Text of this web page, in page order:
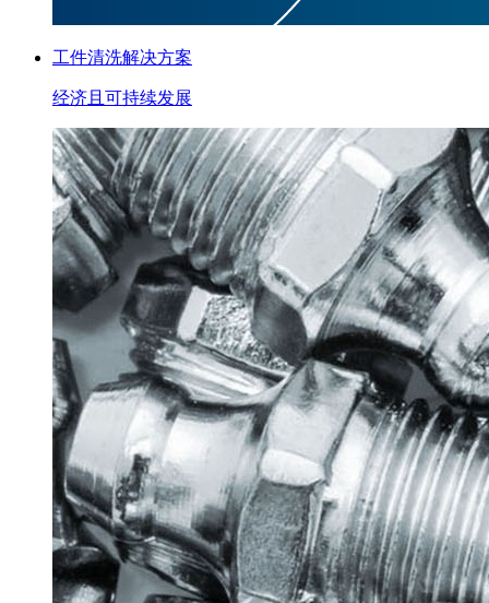
工件清洗解决方案
经济且可持续发展